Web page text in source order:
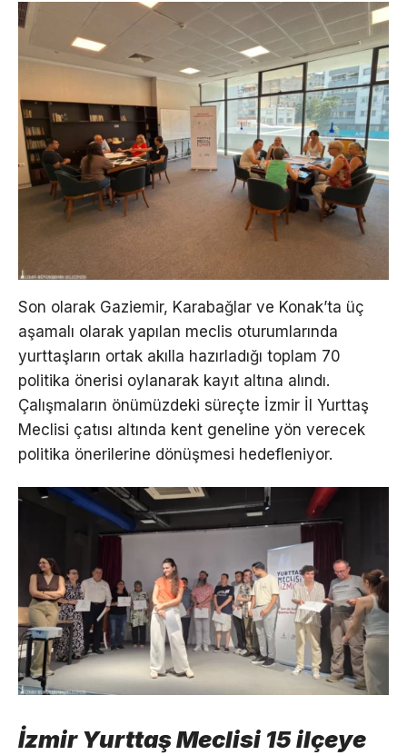
Son olarak Gaziemir, Karabağlar ve Konak’ta üç
aşamalı olarak yapılan meclis oturumlarında
yurttaşların ortak akılla hazırladığı toplam 70
politika önerisi oylanarak kayıt altına alındı.
Çalışmaların önümüzdeki süreçte İzmir İl Yurttaş
Meclisi çatısı altında kent geneline yön verecek
politika önerilerine dönüşmesi hedefleniyor.
İzmir Yurttaş Meclisi 15 ilçeye